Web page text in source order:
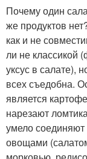
Почему один
же продуктов
как и не
ли не классикой
уксус в салате),
всех съедобна.
является
нарезают
умело
овощами